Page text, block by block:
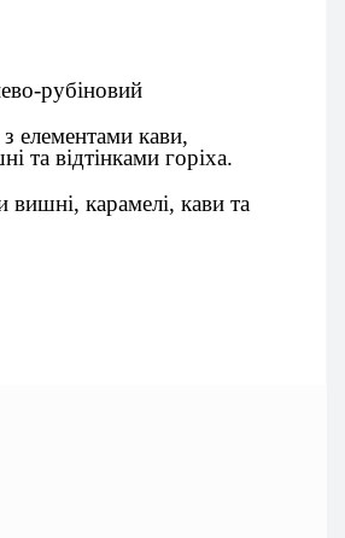
рубіновий
елементами кави,
та відтінками горіха.
вишні, карамелі, кави та